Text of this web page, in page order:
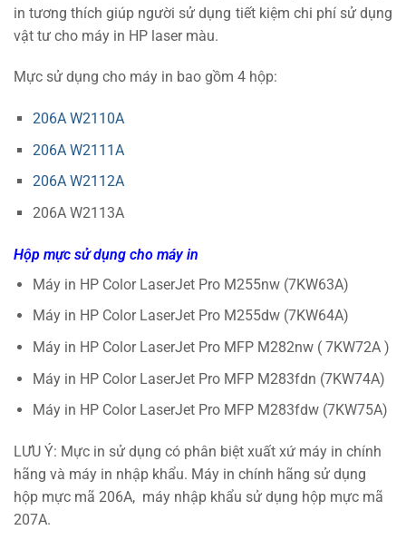
in tương thích giúp người sử dụng tiết kiệm chi phí sử dụng
vật tư cho máy in HP laser màu.
Mực sử dụng cho máy in bao gồm 4 hộp:
206A W2110A
206A W2111A
206A W2112A
206A W2113A
Hộp mực sử dụng cho máy in
Máy in HP Color LaserJet Pro M255nw (7KW63A)
Máy in HP Color LaserJet Pro M255dw (7KW64A)
Máy in HP Color LaserJet Pro MFP M282nw ( 7KW72A )
Máy in HP Color LaserJet Pro MFP M283fdn (7KW74A)
Máy in HP Color LaserJet Pro MFP M283fdw (7KW75A)
LƯU Ý: Mực in sử dụng có phân biệt xuất xứ máy in chính
hãng và máy in nhập khẩu. Máy in chính hãng sử dụng
hộp mực mã 206A, máy nhập khẩu sử dụng hộp mực mã
207A.